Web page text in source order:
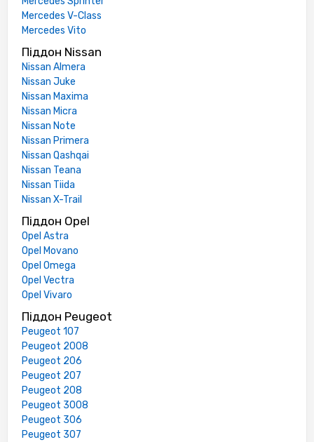
Mercedes V-Class
Mercedes Vito
Піддон Nissan
Nissan Almera
Nissan Juke
Nissan Maxima
Nissan Micra
Nissan Note
Nissan Primera
Nissan Qashqai
Nissan Teana
Nissan Tiida
Nissan X-Trail
Піддон Opel
Opel Astra
Opel Movano
Opel Omega
Opel Vectra
Opel Vivaro
Піддон Peugeot
Peugeot 107
Peugeot 2008
Peugeot 206
Peugeot 207
Peugeot 208
Peugeot 3008
Peugeot 306
Peugeot 307